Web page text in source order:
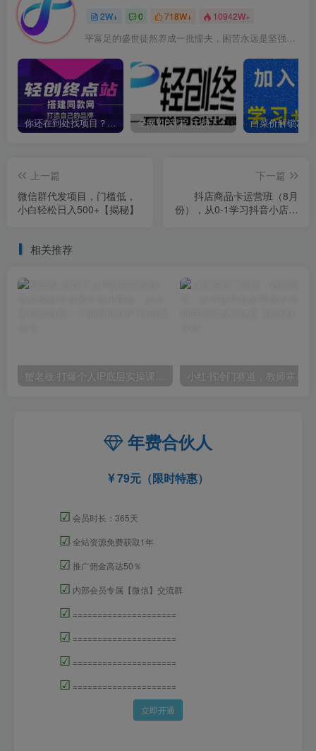
2W+ 0 718W+ 10942W+
平富足的盛世徒然养成一批懦夫，困苦永远是坚强之母
你还在到处找项目？还在当韭菜？我靠卖项目一个月收入5万+，曾经我也是个失败者。 全网VIP课程 无损下载~
上一篇
微信群代发项目，门槛低，
小白轻松日入500+【揭秘】
下一篇
抖店商品卡运营班（8月
份），从0-1学习抖音小店全
相关推荐
蟹老板·打爆个人IP底层实操课，教你成熟专业的打造IP技能，全方位带你做成一个能商业化IP
年费合伙人
79元（限时特惠）
☑ 会员时长：365天
☑ 全站资源免费获取1年
☑ 推广佣金高达50％
☑ 内部会员专属【微信】交流群
☑ =====================
☑ =====================
☑ =====================
☑ =====================
立即开通